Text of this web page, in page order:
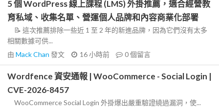
5 個 WordPress 線上課程 (LMS) 外掛推薦，適合經營教
育私域、收集名單、營運個人品牌和內容商業化部署
📝 這次推薦排除一些近 1 至 2 年的新進品牌，因為它們沒有太多
相關數據可供...
由 Mack Chan 發文 16 小時前 0個留言
Wordfence 資安通報 | WooCommerce - Social Login |
CVE-2026-8457
WooCommerce Social Login 外掛爆出嚴重驗證繞過漏洞，使...